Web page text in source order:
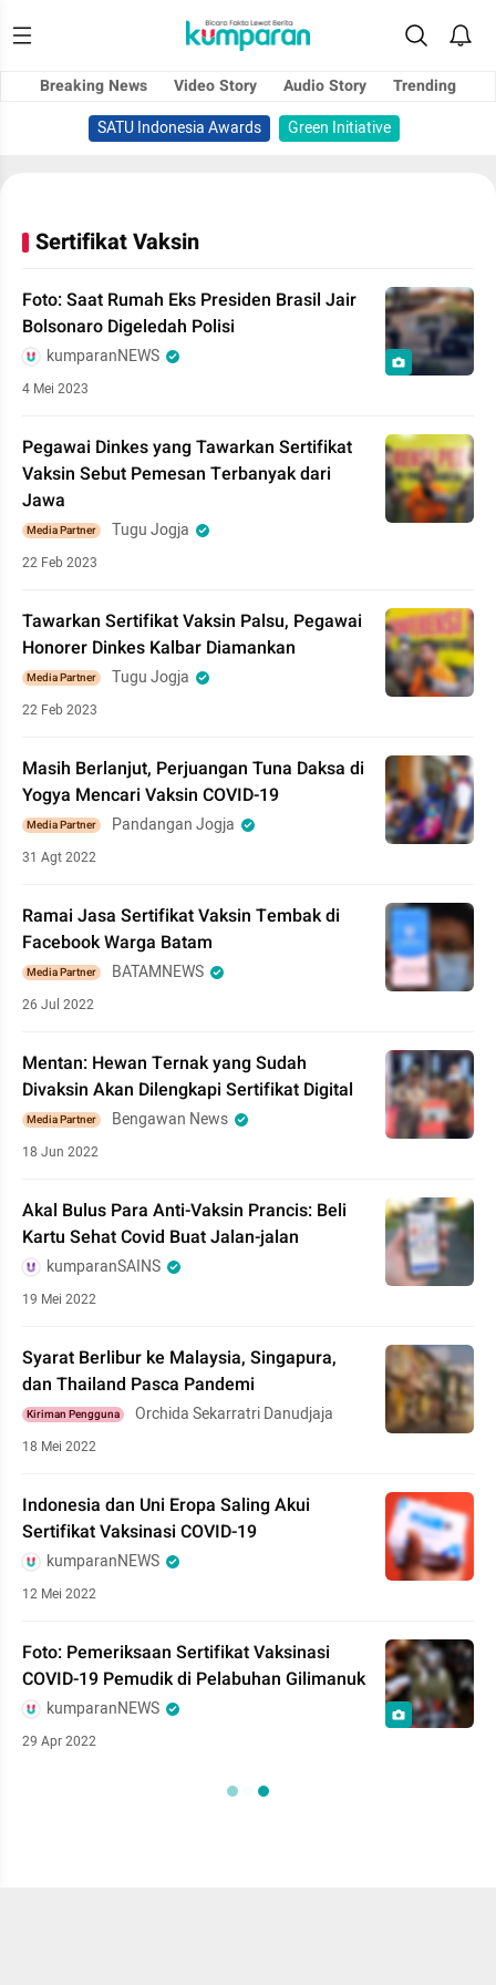
Breaking News Video Story Audio Story
Trending
SATU Indonesia Awards
Green Initiative
Sertifikat Vaksin
Foto: Saat Rumah Eks Presiden Brasil Jair
Bolsonaro Digeledah Polisi
kumparanNEWS
4 Mei 2023
Pegawai Dinkes yang Tawarkan Sertifikat
Vaksin Sebut Pemesan Terbanyak dari
Jawa
Media Partner Tugu Jogja
22 Feb 2023
Tawarkan Sertifikat Vaksin Palsu, Pegawai
Honorer Dinkes Kalbar Diamankan
Media Partner Tugu Jogja
22 Feb 2023
Masih Berlanjut, Perjuangan Tuna Daksa di
Yogya Mencari Vaksin COVID-19
Media Partner Pandangan Jogja
31 Agt 2022
Ramai Jasa Sertifikat Vaksin Tembak di
Facebook Warga Batam
Media Partner BATAMNEWS
26 Jul 2022
Mentan: Hewan Ternak yang Sudah
Divaksin Akan Dilengkapi Sertifikat Digital
Media Partner Bengawan News
18 Jun 2022
Akal Bulus Para Anti-Vaksin Prancis: Beli
Kartu Sehat Covid Buat Jalan-jalan
kumparanSAINS
19 Mei 2022
Syarat Berlibur ke Malaysia, Singapura,
dan Thailand Pasca Pandemi
Kiriman Pengguna Orchida Sekarratri Danudjaja
18 Mei 2022
Indonesia dan Uni Eropa Saling Akui
Sertifikat Vaksinasi COVID-19
kumparanNEWS
12 Mei 2022
Foto: Pemeriksaan Sertifikat Vaksinasi
COVID-19 Pemudik di Pelabuhan Gilimanuk
kumparanNEWS
29 Apr 2022